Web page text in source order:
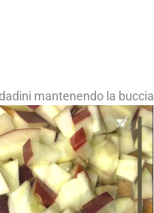
mantenendo la buccia